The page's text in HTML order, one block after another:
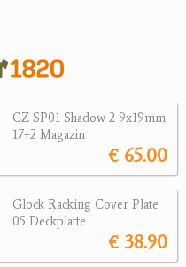
CZ SP01 Shadow 2 9x19mm
17+2 Magazin
€ 65.00
Glock Racking Cover Plate
05 Deckplatte
€ 38.90